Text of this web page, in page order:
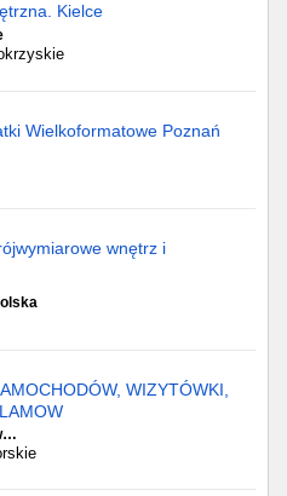
Kielce
Wielkoformatowe Poznań
wnętrz i
WIZYTÓWKI,